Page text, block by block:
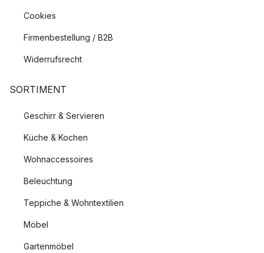
Cookies
Firmenbestellung / B2B
Widerrufsrecht
SORTIMENT
Geschirr & Servieren
Küche & Kochen
Wohnaccessoires
Beleuchtung
Teppiche & Wohntextilien
Möbel
Gartenmöbel